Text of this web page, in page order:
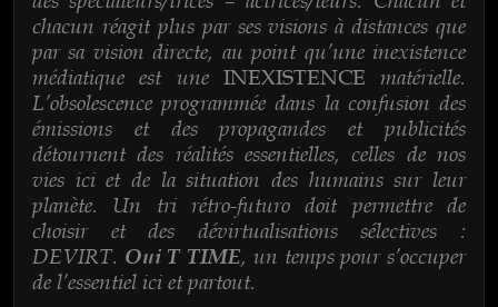
chacun réagit plus par ses visions à distances que
par sa vision directe, au point qu’une inexistence
médiatique est une INEXISTENCE matérielle.
L’obsolescence programmée dans la confusion des
émissions et des propagandes et publicités
détournent des réalités essentielles, celles de nos
vies ici et de la situation des humains sur leur
planète. Un tri rétro-futuro doit permettre de
choisir et des dévirtualisations sélectives :
DEVIRT. Oui T TIME, un temps pour s’occuper
de l’essentiel ici et partout.